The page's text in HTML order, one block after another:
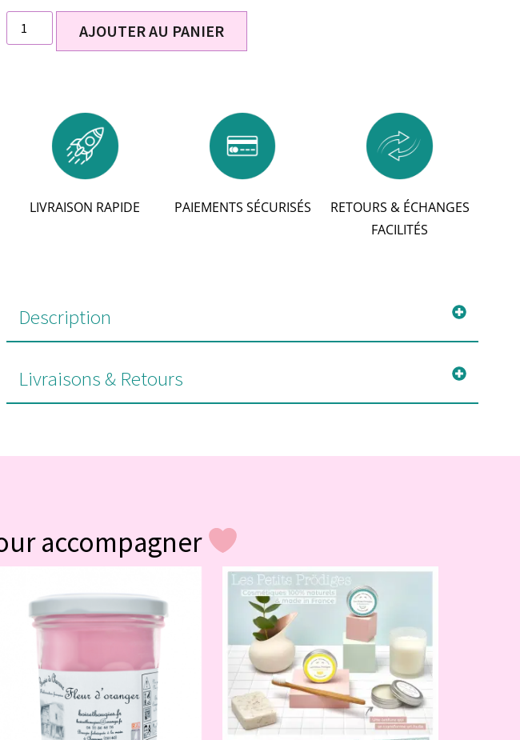
AJOUTER AU PANIER
LIVRAISON RAPIDE PAIEMENTS SÉCURISÉS
RETOURS & ÉCHANGES
FACILITÉS
Description
Livraisons & Retours
accompagner